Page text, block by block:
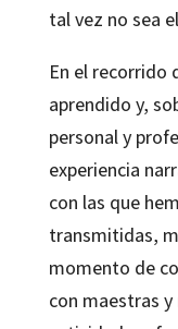
tal vez no sea
En el recorrido
aprendido y,
personal y
experiencia
con las que
transmitidas,
momento de
con maestras